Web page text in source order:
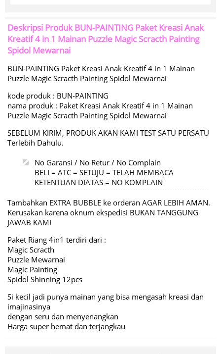
Deskripsi ProdukBUN-PAINTING Paket Kreasi Anak
Kreatif 4 in 1 Mainan Puzzle Magic Scracth Painting
Spidol Mewarnai
BUN-PAINTING Paket Kreasi Anak Kreatif 4 in 1 Mainan
Puzzle Magic Scracth Painting Spidol Mewarnai
kode produk : BUN-PAINTING
nama produk : Paket Kreasi Anak Kreatif 4 in 1 Mainan
Puzzle Magic Scracth Painting Spidol Mewarnai
SEBELUM KIRIM, PRODUK AKAN KAMI TEST SATU PERSATU
Terlebih Dahulu.
No Garansi / No Retur / No Complain
BELI = ATC = SETUJU = TELAH MEMBACA
KETENTUAN DIATAS = NO KOMPLAIN
Tambahkan EXTRA BUBBLE ke orderan AGAR LEBIH AMAN.
Kerusakan karena oknum ekspedisi BUKAN TANGGUNG
JAWAB KAMI
Paket Riang 4in1 terdiri dari :
Magic Scracth
Puzzle Mewarnai
Magic Painting
Spidol Shinning 12pcs
Si kecil jadi punya mainan yang bisa mengasah kreasi dan
imajinasinya
dengan seru dan menyenangkan
Harga super hemat dan terjangkau